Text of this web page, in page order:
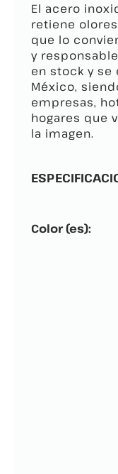
El acero
retiene
que lo
y
en stock y
México,
empresas,
hogares que
la imagen.
Color (es):